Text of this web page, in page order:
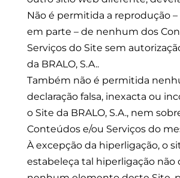
Não é permitida a reprodução
em parte – de nenhum dos
Serviços do Site sem
da BRALO, S.A..
Também não é permitida
declaração falsa, inexacta ou
o Site da BRALO, S.A., nem
Conteúdos e/ou Serviços do
À excepção da hiperligação, o
estabeleça tal hiperligação não